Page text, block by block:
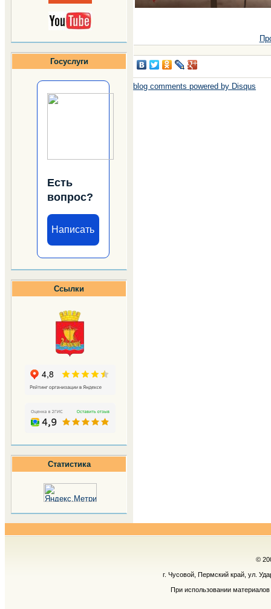
Госуслуги
Есть
вопрос?
Написать
Ссылки
Статистика
blog comments powered by Disqus
©
г. Чусовой, Пермский край, ул.
При использовании